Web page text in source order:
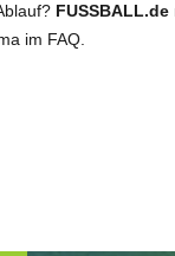
FUSSBALL.de
im FAQ.